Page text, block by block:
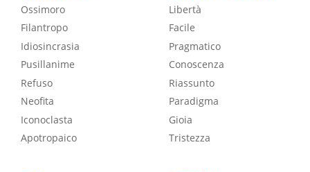
Ossimoro
Filantropo
Idiosincrasia
Pusillanime
Refuso
Neofita
Iconoclasta
Apotropaico
Libertà
Facile
Pragmatico
Conoscenza
Riassunto
Paradigma
Gioia
Tristezza